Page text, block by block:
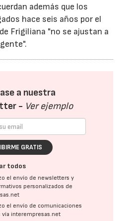
además que los
hace seis años por el
Frigiliana "no se ajustan a
a nuestra
- Ver ejemplo
GRATIS
todos
el envío de newsletters y
personalizados de
el envío de comunicaciones
vía interempresas.net